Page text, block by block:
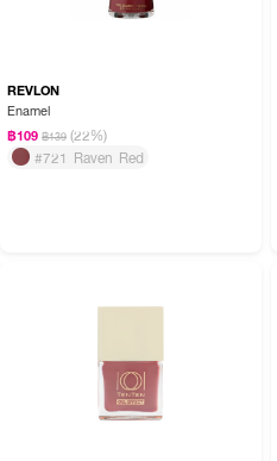
REVLON
Enamel
฿109 ฿139 (22%)
#721 Raven Red